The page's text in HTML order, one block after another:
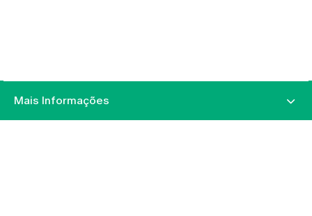
Mais Informações